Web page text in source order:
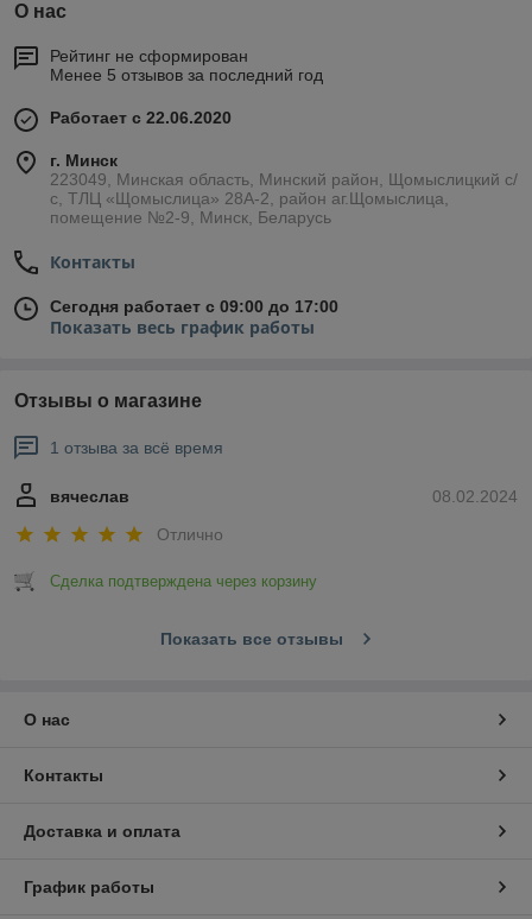
О нас
Рейтинг не сформирован
Менее 5 отзывов за последний год
Работает с 22.06.2020
г. Минск
223049, Минская область, Минский район, Щомыслицкий с/
с, ТЛЦ «Щомыслица» 28А-2, район аг.Щомыслица,
помещение №2-9, Минск, Беларусь
Контакты
Сегодня работает с 09:00 до 17:00
Показать весь график работы
Отзывы о магазине
1 отзыва за всё время
08.02.2024
вячеслав
Отлично
Сделка подтверждена через корзину
Показать все отзывы
О нас
Контакты
Доставка и оплата
График работы